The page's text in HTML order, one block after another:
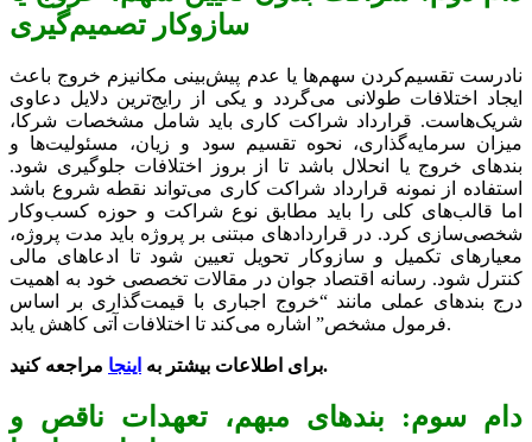
سازوکار تصمیم‌گیری
نادرست تقسیم‌کردن سهم‌ها یا عدم پیش‌بینی مکانیزم خروج باعث
ایجاد اختلافات طولانی می‌گردد و یکی از رایج‌ترین دلایل دعاوی
شریک‌هاست. قرارداد شراکت کاری باید شامل مشخصات شرکا،
میزان سرمایه‌گذاری، نحوه تقسیم سود و زیان، مسئولیت‌ها و
بندهای خروج یا انحلال باشد تا از بروز اختلافات جلوگیری شود.
استفاده از نمونه قرارداد شراکت کاری می‌تواند نقطه شروع باشد
اما قالب‌های کلی را باید مطابق نوع شراکت و حوزه کسب‌وکار
شخصی‌سازی کرد. در قراردادهای مبتنی بر پروژه باید مدت پروژه،
معیارهای تکمیل و سازوکار تحویل تعیین شود تا ادعاهای مالی
کنترل شود. رسانه اقتصاد جوان در مقالات تخصصی خود به اهمیت
درج بندهای عملی مانند “خروج اجباری با قیمت‌گذاری بر اساس
فرمول مشخص” اشاره می‌کند تا اختلافات آتی کاهش یابد.
برای اطلاعات بیشتر به اینجا مراجعه کنید.
دام سوم: بندهای مبهم، تعهدات ناقص و